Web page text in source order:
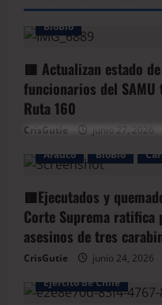
BioBio
🟥 Actualizan estado
funcionarios del
Ruta 160
CrisGutie
junio 27, 2026
Arauco
BioBio
🟥Ejecutados y
Corte Suprema
asesinos de tres
CrisGutie junio 24, 2026
Arauco Armada de
Ejercito de Chile